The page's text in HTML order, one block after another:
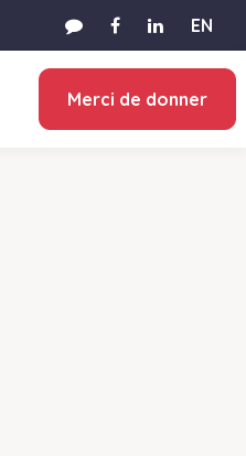
EN
Merci de donner